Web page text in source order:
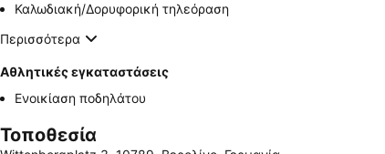
Καλωδιακή/Δορυφορική τηλεόραση
Περισσότερα
Αθλητικές εγκαταστάσεις
Ενοικίαση ποδηλάτου
Τοποθεσία